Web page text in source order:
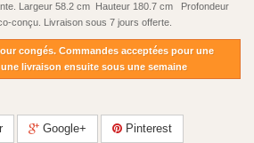
Largeur 58.2 cm Hauteur 180.7 cm Profondeur
conçu. Livraison sous 7 jours offerte.
congés. Commandes acceptées pour une
livraison ensuite sous une semaine
Google+ Pinterest